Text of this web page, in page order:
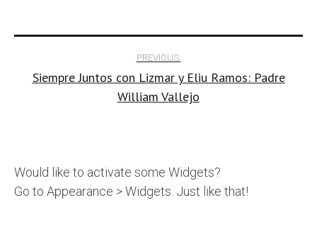
navigation
PREVIOUS:
Siempre Juntos con Lizmar y Eliu Ramos: Padre
William Vallejo
Would like to activate some Widgets?
Go to Appearance > Widgets. Just like that!